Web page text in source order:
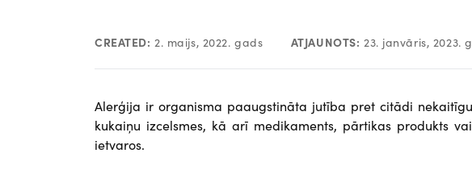
CREATED: 2. maijs, 2022. gads ATJAUNOTS: 23. janvāris, 2023.
Alerģija ir organisma paaugstināta jutība pret citādi
kukaiņu izcelsmes, kā arī medikaments, pārtikas produkts
ietvaros.